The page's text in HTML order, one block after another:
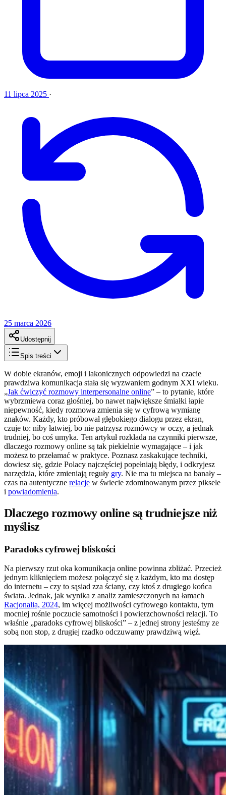
11 lipca 2025 ·
25 marca 2026
Udostępnij
Spis treści
W dobie ekranów, emoji i lakonicznych odpowiedzi na czacie
prawdziwa komunikacja stała się wyzwaniem godnym XXI wieku.
„Jak ćwiczyć rozmowy interpersonalne online” – to pytanie, które
wybrzmiewa coraz głośniej, bo nawet największe śmiałki łapie
niepewność, kiedy rozmowa zmienia się w cyfrową wymianę
znaków. Każdy, kto próbował głębokiego dialogu przez ekran,
czuje to: niby łatwiej, bo nie patrzysz rozmówcy w oczy, a jednak
trudniej, bo coś umyka. Ten artykuł rozkłada na czynniki pierwsze,
dlaczego rozmowy online są tak piekielnie wymagające – i jak
możesz to przełamać w praktyce. Poznasz zaskakujące techniki,
dowiesz się, gdzie Polacy najczęściej popełniają błędy, i odkryjesz
narzędzia, które zmieniają reguły gry. Nie ma tu miejsca na banały –
czas na autentyczne relacje w świecie zdominowanym przez piksele
i powiadomienia.
Dlaczego rozmowy online są trudniejsze niż
myślisz
Paradoks cyfrowej bliskości
Na pierwszy rzut oka komunikacja online powinna zbliżać. Przecież
jednym kliknięciem możesz połączyć się z każdym, kto ma dostęp
do internetu – czy to sąsiad zza ściany, czy ktoś z drugiego końca
świata. Jednak, jak wynika z analiz zamieszczonych na łamach
Racjonalia, 2024, im więcej możliwości cyfrowego kontaktu, tym
mocniej rośnie poczucie samotności i powierzchowności relacji. To
właśnie „paradoks cyfrowej bliskości” – z jednej strony jesteśmy ze
sobą non stop, z drugiej rzadko odczuwamy prawdziwą więź.